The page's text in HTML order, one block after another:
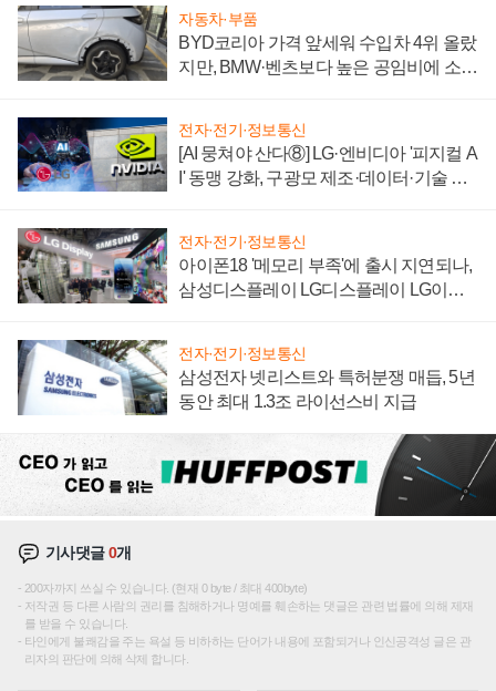
자동차·부품
BYD코리아 가격 앞세워 수입차 4위 올랐
지만, BMW·벤츠보다 높은 공임비에 소비
전자·전기·정보통신
[AI 뭉쳐야 산다⑧] LG·엔비디아 '피지컬 A
I' 동맹 강화, 구광모 제조·데이터·기술 결
전자·전기·정보통신
아이폰18 '메모리 부족'에 출시 지연되나,
삼성디스플레이 LG디스플레이 LG이노
전자·전기·정보통신
삼성전자 넷리스트와 특허분쟁 매듭, 5년
동안 최대 1.3조 라이선스비 지급
기사댓글0개
200자까지 쓰실 수 있습니다. (현재 0 byte / 최대 400byte)
저작권 등 다른 사람의 권리를 침해하거나 명예를 훼손하는 댓글은 관련 법률에 의해 제재
를 받을 수 있습니다.
타인에게 불쾌감을 주는 욕설 등 비하하는 단어가 내용에 포함되거나 인신공격성 글은 관
리자의 판단에 의해 삭제 합니다.